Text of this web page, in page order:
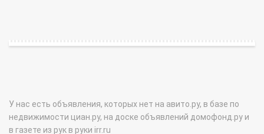
У нас есть объявления, которых нет на авито.ру, в базе по
недвижимости циан.ру, на доске объявлений домофонд.ру и
в газете из рук в руки irr.ru